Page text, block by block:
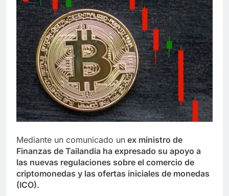
Mediante un comunicado un ex ministro de
Finanzas de Tailandia ha expresado su apoyo a
las nuevas regulaciones sobre el comercio de
criptomonedas y las ofertas iniciales de monedas
(ICO).